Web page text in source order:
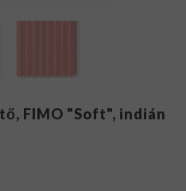
FIMO "Soft", indián